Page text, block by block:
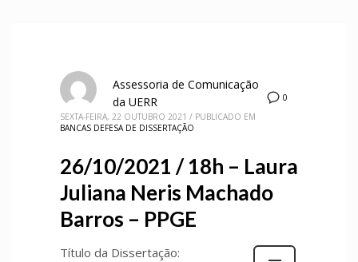
0
Assessoria de Comunicação
da UERR
SEXTA-FEIRA, 22 OUTUBRO 2021 / PUBLICADO EM
BANCAS DEFESA DE DISSERTAÇÃO
26/10/2021 / 18h – Laura
Juliana Neris Machado
Barros – PPGE
Título da Dissertação: